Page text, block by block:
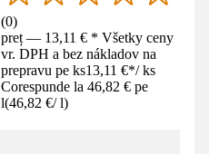
(0)
preț — 13,11 € * Všetky ceny
vr. DPH a bez nákladov na
prepravu pe ks13,11 €*/ ks
Corespunde la 46,82 € pe
l(46,82 €/ l)